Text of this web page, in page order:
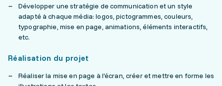
Développer une stratégie de communication et un style
adapté à chaque média: logos, pictogrammes, couleurs,
typographie, mise en page, animations, éléments interactifs,
etc.
Réalisation du projet
Réaliser la mise en page à l'écran, créer et mettre en forme les